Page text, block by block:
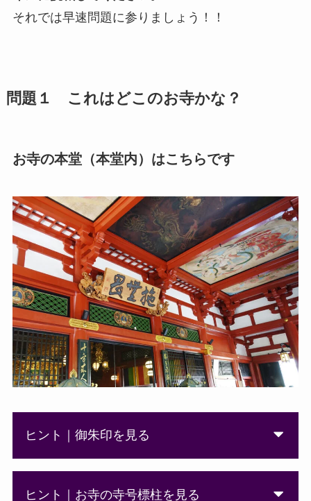
それでは早速問題に参りましょう！！
問題１ これはどこのお寺かな？
お寺の本堂（本堂内）はこちらです
ヒント｜御朱印を見る
ヒント｜お寺の寺号標柱を見る